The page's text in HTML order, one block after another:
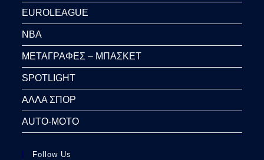
EUROLEAGUE
NBA
ΜΕΤΑΓΡΑΦΕΣ – ΜΠΑΣΚΕΤ
SPOTLIGHT
ΑΛΛΑ ΣΠΟΡ
AUTO-MOTO
Follow Us